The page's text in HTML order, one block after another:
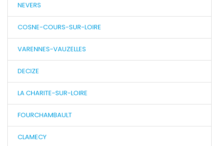
NEVERS
COSNE-COURS-SUR-LOIRE
VARENNES-VAUZELLES
DECIZE
LA CHARITE-SUR-LOIRE
FOURCHAMBAULT
CLAMECY